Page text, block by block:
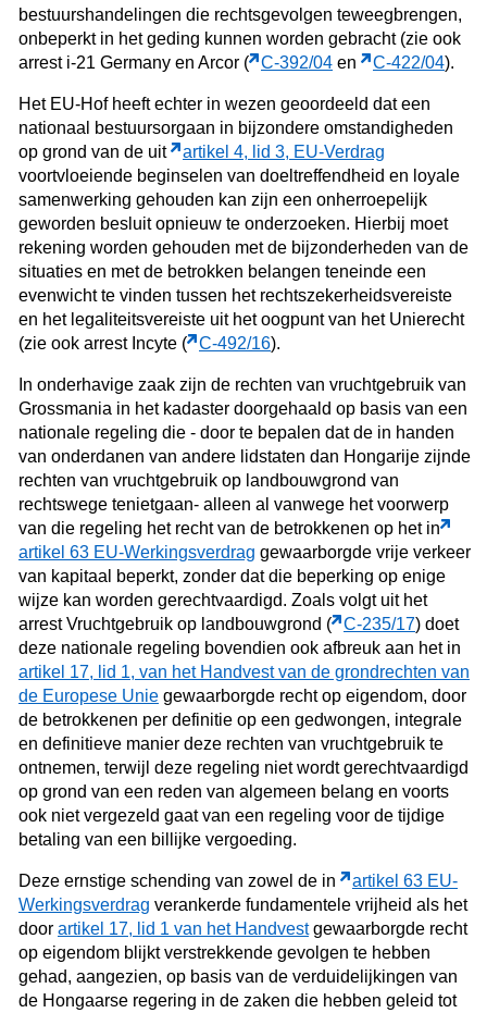
bestuurshandelingen die rechtsgevolgen teweegbrengen,
onbeperkt in het geding kunnen worden gebracht (zie ook
arrest i-21 Germany en Arcor (
C‑392/04 en C‑422/04).
Het EU-Hof heeft echter in wezen geoordeeld dat een
nationaal bestuursorgaan in bijzondere omstandigheden
op grond van de uit
artikel 4, lid 3, EU-Verdrag
voortvloeiende beginselen van doeltreffendheid en loyale
samenwerking gehouden kan zijn een onherroepelijk
geworden besluit opnieuw te onderzoeken. Hierbij moet
rekening worden gehouden met de bijzonderheden van de
situaties en met de betrokken belangen teneinde een
evenwicht te vinden tussen het rechtszekerheidsvereiste
en het legaliteitsvereiste uit het oogpunt van het Unierecht
(zie ook arrest Incyte (
C‑492/16).
In onderhavige zaak zijn de rechten van vruchtgebruik van
Grossmania in het kadaster doorgehaald op basis van een
nationale regeling die - door te bepalen dat de in handen
van onderdanen van andere lidstaten dan Hongarije zijnde
rechten van vruchtgebruik op landbouwgrond van
rechtswege tenietgaan- alleen al vanwege het voorwerp
van die regeling het recht van de betrokkenen op het in
artikel 63 EU-Werkingsverdrag gewaarborgde vrije verkeer
van kapitaal beperkt, zonder dat die beperking op enige
wijze kan worden gerechtvaardigd. Zoals volgt uit het
arrest Vruchtgebruik op landbouwgrond (
C‑235/17) doet
deze nationale regeling bovendien ook afbreuk aan het in
artikel 17, lid 1, van het Handvest van de grondrechten van
de Europese Unie gewaarborgde recht op eigendom, door
de betrokkenen per definitie op een gedwongen, integrale
en definitieve manier deze rechten van vruchtgebruik te
ontnemen, terwijl deze regeling niet wordt gerechtvaardigd
op grond van een reden van algemeen belang en voorts
ook niet vergezeld gaat van een regeling voor de tijdige
betaling van een billijke vergoeding.
Deze ernstige schending van zowel de in
artikel 63 EU-
Werkingsverdrag verankerde fundamentele vrijheid als het
door artikel 17, lid 1 van het Handvestgewaarborgde recht
op eigendom blijkt verstrekkende gevolgen te hebben
gehad, aangezien, op basis van de verduidelijkingen van
de Hongaarse regering in de zaken die hebben geleid tot